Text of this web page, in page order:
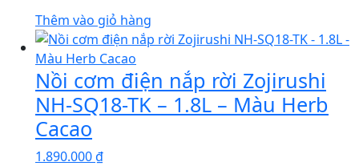
Thêm vào giỏ hàng
Nồi cơm điện nắp rời Zojirushi
NH-SQ18-TK – 1.8L – Màu Herb
Cacao
1.890.000₫